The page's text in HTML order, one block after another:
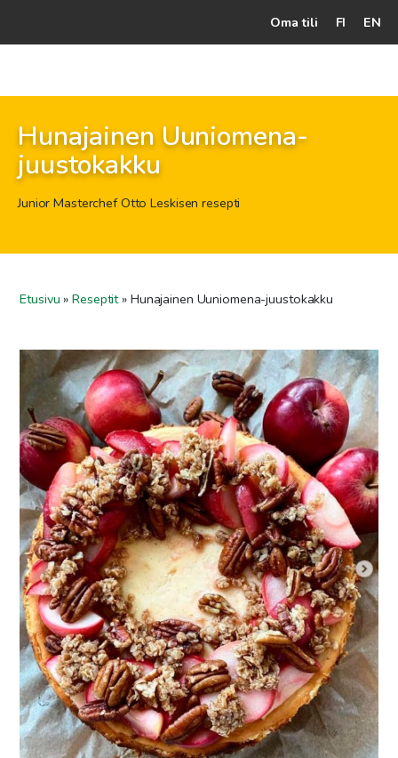
Oma tili FI EN
Mehiläistarhaaja
Ohjeet ja vinkit
Hunajainen Uuniomena-
juustokakku
Junior Masterchef Otto Leskisen resepti
Etusivu »Reseptit» Hunajainen Uuniomena-juustokakku